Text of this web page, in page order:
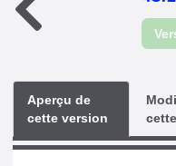
Aperçu de
cette version